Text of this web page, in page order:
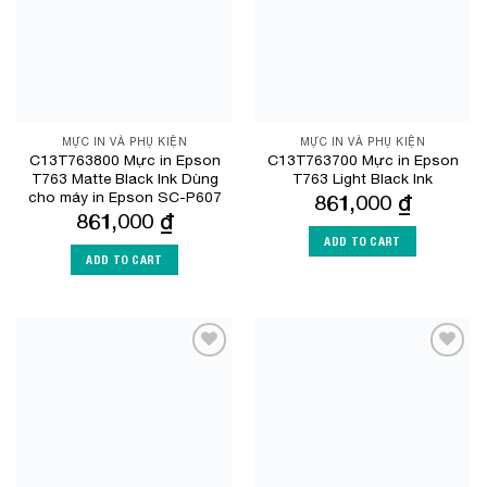
MỰC IN VÀ PHỤ KIỆN
C13T763800 Mực in Epson
T763 Matte Black Ink Dùng
cho máy in Epson SC-P607
861,000 ₫
ADD TO CART
MỰC IN VÀ PHỤ KIỆN
C13T763700 Mực in Epson
T763 Light Black Ink
861,000 ₫
ADD TO CART